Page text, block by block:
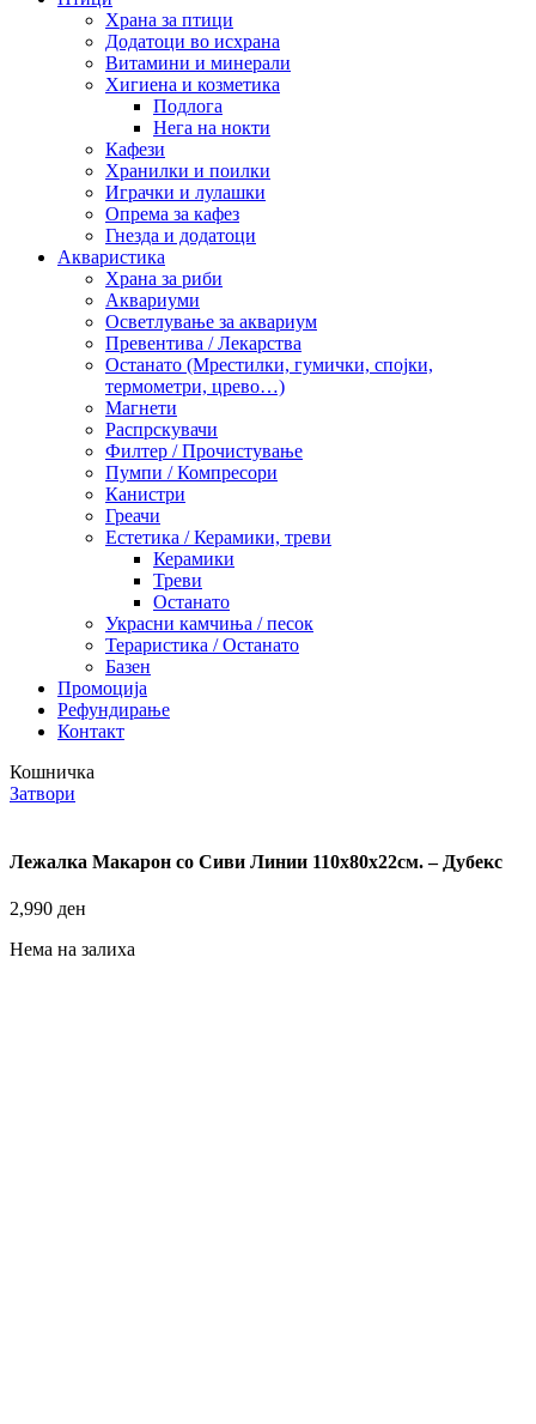
Храна за птици
Додатоци во исхрана
Витамини и минерали
Хигиена и козметика
Подлога
Нега на нокти
Кафези
Хранилки и поилки
Играчки и лулашки
Опрема за кафез
Гнезда и додатоци
Акваристика
Храна за риби
Аквариуми
Осветлување за аквариум
Превентива / Лекарства
Останато (Мрестилки, гумички, спојки,
термометри, црево…)
Магнети
Распрскувачи
Филтер / Прочистување
Пумпи / Компресори
Канистри
Греачи
Естетика / Керамики, треви
Керамики
Треви
Останато
Украсни камчиња / песок
Тераристика / Останато
Базен
Промоција
Рефундирање
Контакт
Кошничка
Затвори
Лежалка Макарон со Сиви Линии 110х80х22см. – Дубекс
2,990 ден
Нема на залиха